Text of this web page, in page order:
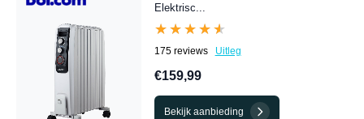
Elektrisc...
★★★★★
★★★★★
175 reviews Uitleg
€159,99
Bekijk aanbieding